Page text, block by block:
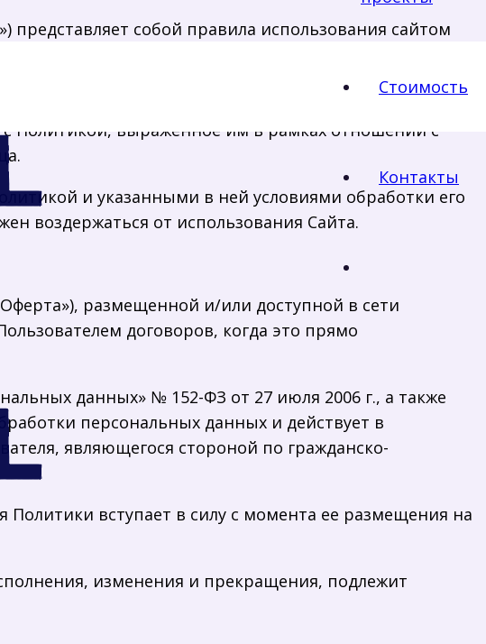
Стоимость
Контакты
представляет собой правила использования сайтом
с Оператором, могут получить о Пользователе во
Оператора (далее – Сайт) и в ходе исполнения
Политикой, выраженное им в рамках отношений с
и указанными в ней условиями обработки его
воздержаться от использования Сайта.
размещенной и/или доступной в сети
договоров, когда это прямо
данных» № 152-ФЗ от 27 июля 2006 г., а также
персональных данных и действует в
являющегося стороной по гражданско-
вступает в силу с момента ее размещения на
изменения и прекращения, подлежит